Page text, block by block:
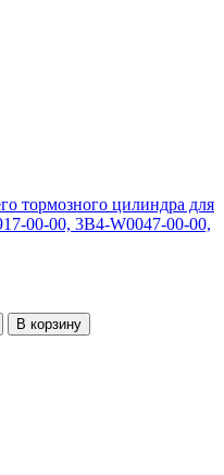
тормозного цилиндра для
00-00, 3B4-W0047-00-00,
В корзину